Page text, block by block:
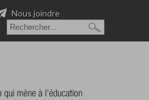
Nous joindre